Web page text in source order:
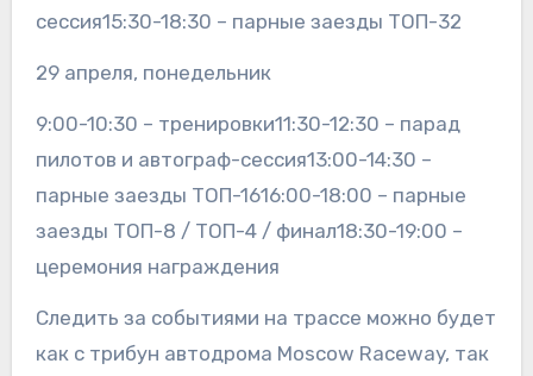
сессия15:30-18:30 – парные заезды ТОП-32
29 апреля, понедельник
9:00-10:30 – тренировки11:30-12:30 – парад
пилотов и автограф-сессия13:00-14:30 –
парные заезды ТОП-1616:00-18:00 – парные
заезды ТОП-8 / ТОП-4 / финал18:30-19:00 –
церемония награждения
Следить за событиями на трассе можно будет
как с трибун автодрома Moscow Raceway, так